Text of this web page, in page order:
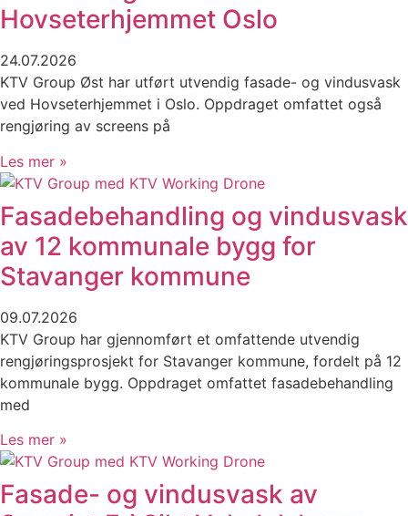
Hovseterhjemmet Oslo
24.07.2026
KTV Group Øst har utført utvendig fasade- og vindusvask
ved Hovseterhjemmet i Oslo. Oppdraget omfattet også
rengjøring av screens på
Les mer »
Fasadebehandling og vindusvask
av 12 kommunale bygg for
Stavanger kommune
09.07.2026
KTV Group har gjennomført et omfattende utvendig
rengjøringsprosjekt for Stavanger kommune, fordelt på 12
kommunale bygg. Oppdraget omfattet fasadebehandling
med
Les mer »
Fasade- og vindusvask av